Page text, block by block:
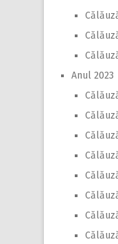
Anul 2023